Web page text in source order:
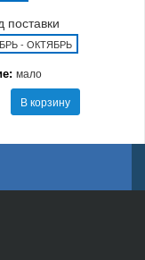
поставки
- ОКТЯБРЬ
мало
В корзину